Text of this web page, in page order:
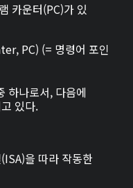
카운터(PC)가 있
PC) (= 명령어 포인
하나로서, 다음에
있다.
을 따라 작동한